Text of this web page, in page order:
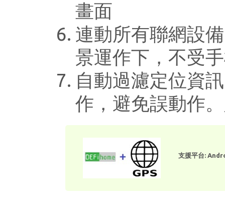
畫面
連動所有聯網設
景運作下，不受
自動過濾定位資
作，避免誤動作
支援平台: